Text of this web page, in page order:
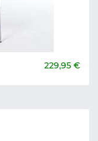
229,95 €